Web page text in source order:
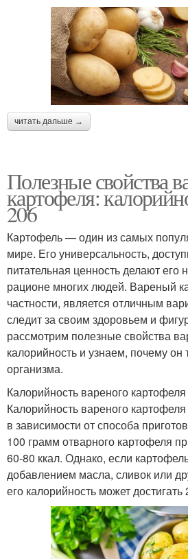
читать дальше →
Полезные свойства
картофеля:
206
Картофель — один из самых
мире. Его универсальность,
питательная ценность делают
рационе многих людей. Вареный
частности, является отличным
следит за своим здоровьем и
рассмотрим полезные свойства
калорийность и узнаем, почему он
организма.
Калорийность вареного картофеля
Калорийность вареного
в зависимости от способа
100 грамм отварного картофеля
60-80 ккал. Однако, если
добавлением масла, сливок или
его калорийность может